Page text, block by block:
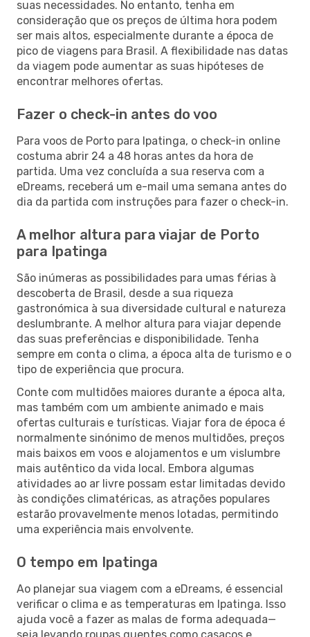
suas necessidades. No entanto, tenha em
consideração que os preços de última hora podem
ser mais altos, especialmente durante a época de
pico de viagens para Brasil. A flexibilidade nas datas
da viagem pode aumentar as suas hipóteses de
encontrar melhores ofertas.
Fazer o check-in antes do voo
Para voos de Porto para Ipatinga, o check-in online
costuma abrir 24 a 48 horas antes da hora de
partida. Uma vez concluída a sua reserva com a
eDreams, receberá um e-mail uma semana antes do
dia da partida com instruções para fazer o check-in.
A melhor altura para viajar de Porto
para Ipatinga
São inúmeras as possibilidades para umas férias à
descoberta de Brasil, desde a sua riqueza
gastronómica à sua diversidade cultural e natureza
deslumbrante. A melhor altura para viajar depende
das suas preferências e disponibilidade. Tenha
sempre em conta o clima, a época alta de turismo e o
tipo de experiência que procura.
Conte com multidões maiores durante a época alta,
mas também com um ambiente animado e mais
ofertas culturais e turísticas. Viajar fora de época é
normalmente sinónimo de menos multidões, preços
mais baixos em voos e alojamentos e um vislumbre
mais autêntico da vida local. Embora algumas
atividades ao ar livre possam estar limitadas devido
às condições climatéricas, as atrações populares
estarão provavelmente menos lotadas, permitindo
uma experiência mais envolvente.
O tempo em Ipatinga
Ao planejar sua viagem com a eDreams, é essencial
verificar o clima e as temperaturas em Ipatinga. Isso
ajuda você a fazer as malas de forma adequada—